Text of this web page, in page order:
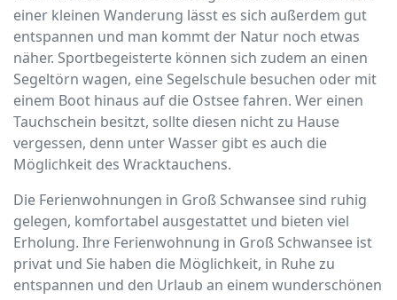
einer kleinen Wanderung lässt es sich außerdem gut
entspannen und man kommt der Natur noch etwas
näher. Sportbegeisterte können sich zudem an einen
Segeltörn wagen, eine Segelschule besuchen oder mit
einem Boot hinaus auf die Ostsee fahren. Wer einen
Tauchschein besitzt, sollte diesen nicht zu Hause
vergessen, denn unter Wasser gibt es auch die
Möglichkeit des Wracktauchens.
Die Ferienwohnungen in Groß Schwansee sind ruhig
gelegen, komfortabel ausgestattet und bieten viel
Erholung. Ihre Ferienwohnung in Groß Schwansee ist
privat und Sie haben die Möglichkeit, in Ruhe zu
entspannen und den Urlaub an einem wunderschönen